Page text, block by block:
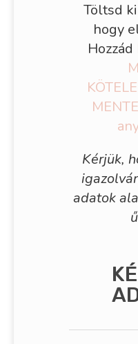
Töltsd
hogy
Hozzád
Kérjük,
adatok